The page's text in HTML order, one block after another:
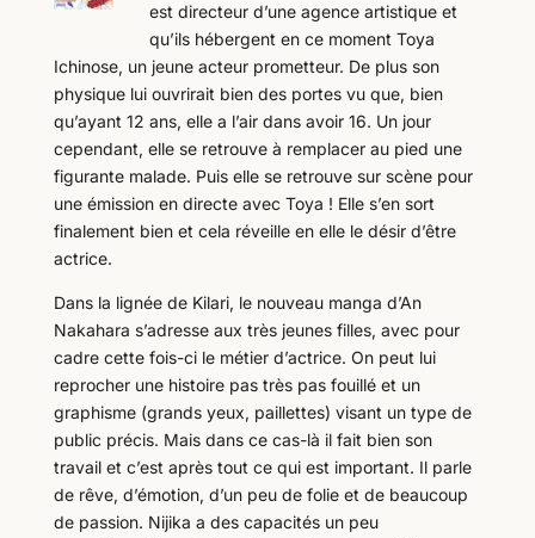
est directeur d’une agence artistique et
qu’ils hébergent en ce moment Toya
Ichinose, un jeune acteur prometteur. De plus son
physique lui ouvrirait bien des portes vu que, bien
qu’ayant 12 ans, elle a l’air dans avoir 16. Un jour
cependant, elle se retrouve à remplacer au pied une
figurante malade. Puis elle se retrouve sur scène pour
une émission en directe avec Toya ! Elle s’en sort
finalement bien et cela réveille en elle le désir d’être
actrice.
Dans la lignée de Kilari, le nouveau manga d’An
Nakahara s’adresse aux très jeunes filles, avec pour
cadre cette fois-ci le métier d’actrice. On peut lui
reprocher une histoire pas très pas fouillé et un
graphisme (grands yeux, paillettes) visant un type de
public précis. Mais dans ce cas-là il fait bien son
travail et c’est après tout ce qui est important. Il parle
de rêve, d’émotion, d’un peu de folie et de beaucoup
de passion. Nijika a des capacités un peu